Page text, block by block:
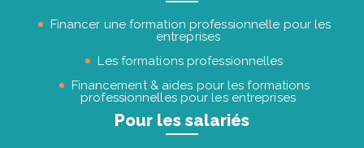
Financer une formation professionnelle pour les
entreprises
Les formations professionnelles
Financement & aides pour les formations
professionnelles pour les entreprises
Pour les salariés